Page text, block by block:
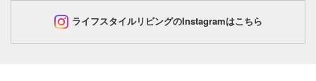
ライフスタイルリビングのInstagramはこちら